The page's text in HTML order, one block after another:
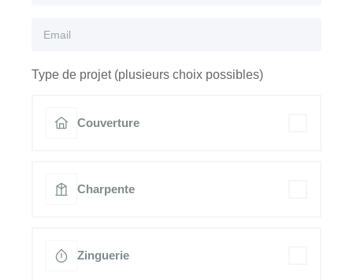
Type de projet (plusieurs choix possibles)
Couverture
Charpente
Zinguerie